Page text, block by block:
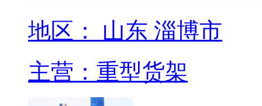
地区： 山东 淄博市
主营：重型货架